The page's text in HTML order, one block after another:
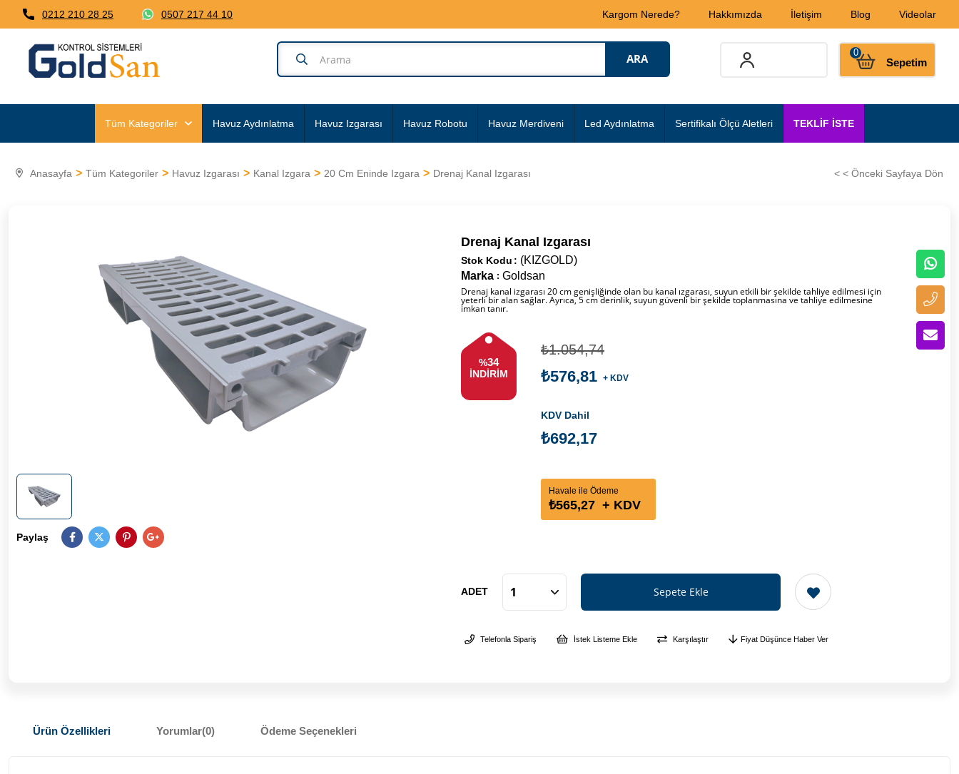
0212 210 28 25 0507 217 44 10 Kargom Nerede? Hakkımızda İletişim Blog Videolar
Sepetim
0
Tüm Kategoriler Havuz Aydınlatma Havuz Izgarası Havuz Robotu Havuz Merdiveni Led Aydınlatma Sertifikalı Ölçü Aletleri TEKLİF İSTE
Anasayfa Tüm Kategoriler Havuz Izgarası Kanal Izgara 20 Cm Eninde Izgara Drenaj Kanal Izgarası < < Önceki Sayfaya Dön
Paylaş
Drenaj Kanal Izgarası
(KIZGOLD)
Stok Kodu
Marka : Goldsan
Drenaj kanal izgarası 20 cm genişliğinde olan bu kanal ızgarası, suyun etkili bir şekilde tahliye edilmesi için
yeterli bir alan sağlar. Ayrıca, 5 cm derinlik, suyun güvenli bir şekilde toplanmasına ve tahliye edilmesine
imkan tanır.
%34
İNDIRIM
₺1.054,74
₺576,81 + KDV
KDV Dahil
₺692,17
Havale ile Ödeme
₺565,27 + KDV
ADET
Telefonla Sipariş İstek Listeme Ekle Karşılaştır Fiyat Düşünce Haber Ver
Ürün Özellikleri Yorumlar(0) Ödeme Seçenekleri